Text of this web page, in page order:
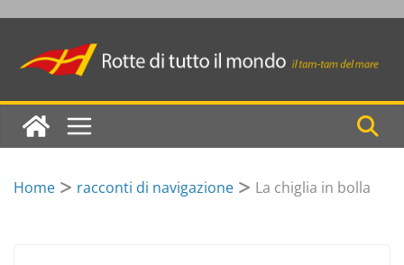
to
Home racconti di navigazione La chiglia in bolla